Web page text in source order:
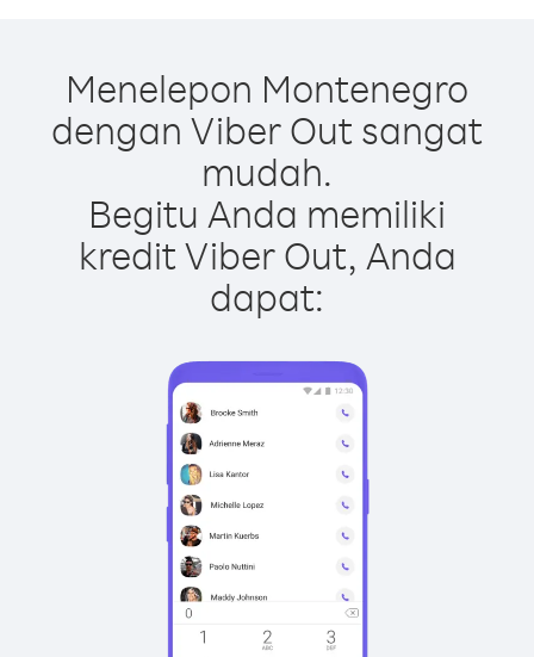
Menelepon Montenegro
dengan Viber Out sangat
mudah.
Begitu Anda memiliki
kredit Viber Out, Anda
dapat: